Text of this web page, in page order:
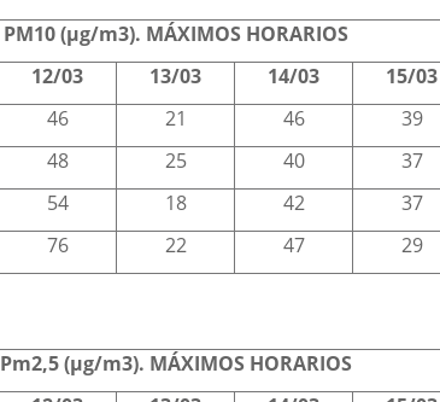
PM10 (µg/m3). MÁXIMOS HORARIOS
12/03 13/03 14/03 15/03
46 21 46 39
48 25 40 37
54 18 42 37
76 22 47 29
Pm2,5 (µg/m3). MÁXIMOS HORARIOS